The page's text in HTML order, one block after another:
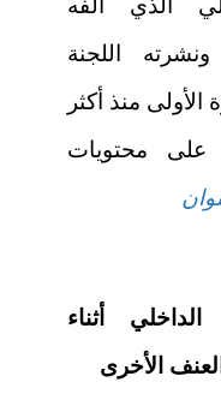
الذي ألفه
اللجنة
الأولى منذ أكثر
على محتويات
أثناء
الأخرى